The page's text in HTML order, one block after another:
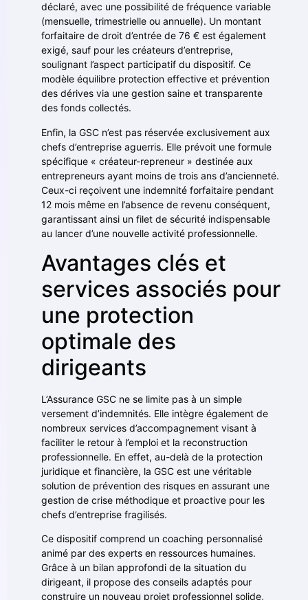
déclaré, avec une possibilité de fréquence variable
(mensuelle, trimestrielle ou annuelle). Un montant
forfaitaire de droit d’entrée de 76 € est également
exigé, sauf pour les créateurs d’entreprise,
soulignant l’aspect participatif du dispositif. Ce
modèle équilibre protection effective et prévention
des dérives via une gestion saine et transparente
des fonds collectés.
Enfin, la GSC n’est pas réservée exclusivement aux
chefs d’entreprise aguerris. Elle prévoit une formule
spécifique « créateur-repreneur » destinée aux
entrepreneurs ayant moins de trois ans d’ancienneté.
Ceux-ci reçoivent une indemnité forfaitaire pendant
12 mois même en l’absence de revenu conséquent,
garantissant ainsi un filet de sécurité indispensable
au lancer d’une nouvelle activité professionnelle.
Avantages clés et
services associés pour
une protection
optimale des
dirigeants
L’Assurance GSC ne se limite pas à un simple
versement d’indemnités. Elle intègre également de
nombreux services d’accompagnement visant à
faciliter le retour à l’emploi et la reconstruction
professionnelle. En effet, au-delà de la protection
juridique et financière, la GSC est une véritable
solution de prévention des risques en assurant une
gestion de crise méthodique et proactive pour les
chefs d’entreprise fragilisés.
Ce dispositif comprend un coaching personnalisé
animé par des experts en ressources humaines.
Grâce à un bilan approfondi de la situation du
dirigeant, il propose des conseils adaptés pour
construire un nouveau projet professionnel solide,